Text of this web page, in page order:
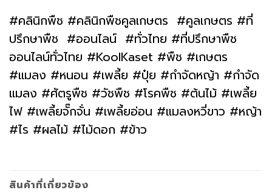
#คลินิกพืช #คลินิกพืชคูลเกษตร #คูลเกษตร #ที่
ปรึกษาพืช #ออนไลน์ #ทั่วไทย #ที่ปรึกษาพืช
ออนไลน์ทั่วไทย #KoolKaset #พืช #เกษตร
#แมลง #หนอน #เพลี้ย #ปุ๋ย #กำจัดหญ้า #กำจัด
แมลง #ศัตรูพืช #วัชพืช #โรคพืช #ต้นไม้ #เพลี้ย
ไฟ #เพลี้ยจั๊กจั่น #เพลี้ยอ่อน #แมลงหวี่ขาว #หญ้า
#ไร #ผลไม้ #ไม้ดอก #ข้าว
สินค้าที่เกี่ยวข้อง